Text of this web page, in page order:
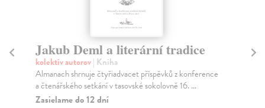
Jakub Deml a literární tradice
kolektív autorov| Kniha
Almanach shrnuje čtyřiadvacet příspěvků z konference
a čtenářského setkání v tasovské sokolovně 16. ...
Zasielame do 12 dní